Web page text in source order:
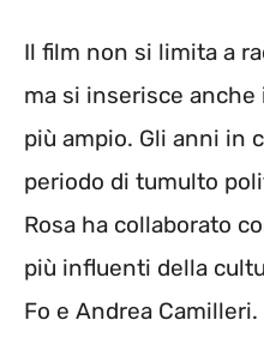
Il film non si limita a
ma si inserisce
più ampio. Gli anni in
periodo di tumulto
Rosa ha collaborato
più influenti della
Fo e Andrea